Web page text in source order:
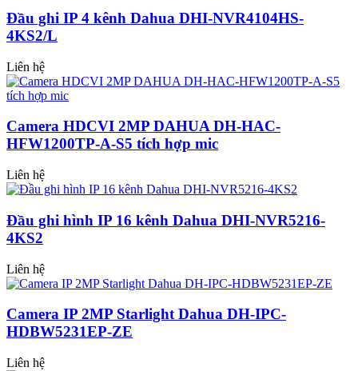
Đầu ghi IP 4 kênh Dahua DHI-NVR4104HS-
4KS2/L
Liên hệ
Camera HDCVI 2MP DAHUA DH-HAC-
HFW1200TP-A-S5 tích hợp mic
Liên hệ
Đầu ghi hình IP 16 kênh Dahua DHI-NVR5216-
4KS2
Liên hệ
Camera IP 2MP Starlight Dahua DH-IPC-
HDBW5231EP-ZE
Liên hệ